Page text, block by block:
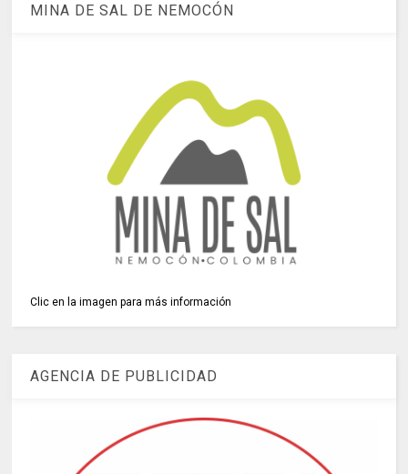
MINA DE SAL DE NEMOCÓN
Clic en la imagen para más información
AGENCIA DE PUBLICIDAD